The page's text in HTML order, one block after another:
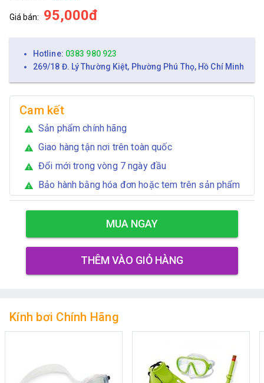
Giá bán: 95,000đ
Hotline: 0383 980 923
269/18 Đ. Lý Thường Kiệt, Phường Phú Thọ, Hồ Chí Minh
Cam kết
warning Sản phẩm chính hãng
warning Giao hàng tận nơi trên toàn quốc
warning Đổi mới trong vòng 7 ngày đầu
warning Bảo hành bằng hóa đơn hoặc tem trên sản phẩm
MUA NGAY
THÊM VÀO GIỎ HÀNG
Kính bơi Chính Hãng